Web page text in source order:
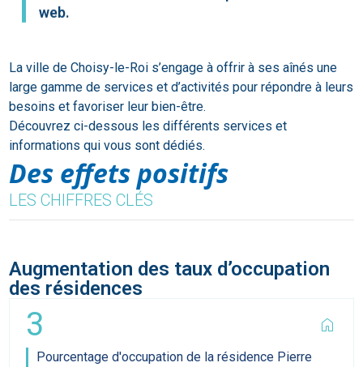
web.
La ville de Choisy-le-Roi s’engage à offrir à ses aînés une
large gamme de services et d’activités pour répondre à leurs
besoins et favoriser leur bien-être.
Découvrez ci-dessous les différents services et
informations qui vous sont dédiés.
Des effets positifs
LES CHIFFRES CLÉS
Augmentation des taux d’occupation
des résidences
3 home
Pourcentage d'occupation de la résidence Pierre